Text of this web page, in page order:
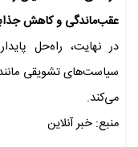
عقب‌ماندگی و کاهش
در نهایت، راه‌حل
سیاست‌های تشویقی
می‌کند.
منبع: خبر آنلاین